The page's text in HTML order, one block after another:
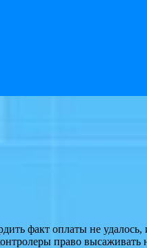
факт оплаты не
право